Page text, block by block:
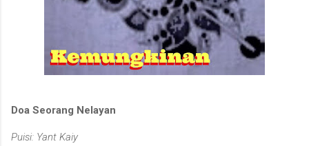
Doa Seorang Nelayan
Puisi: Yant Kaiy